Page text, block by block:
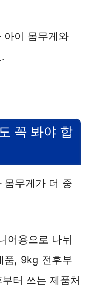
아이 몸무게와
꼭 봐야 합
몸무게가 더 중
어용으로 나뉘
품, 9kg 전후부
터 쓰는 제품처